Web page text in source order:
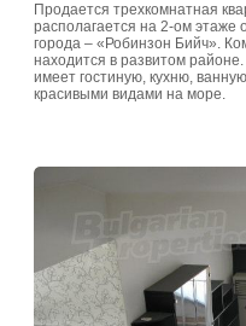
Продается трехкомнатная
располагается на 2-ом этаже
города – «Робинзон Бийч».
находится в развитом
имеет гостиную, кухню,
красивыми видами на море.